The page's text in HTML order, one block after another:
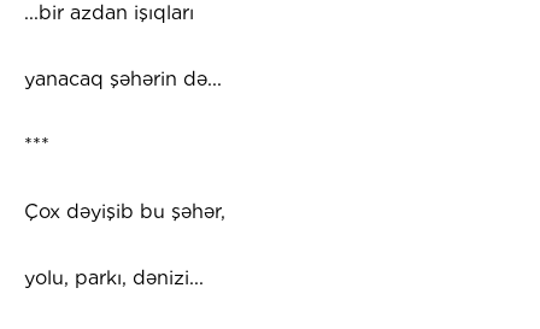
...bir azdan işıqları
yanacaq şəhərin də...
***
Çox dəyişib bu şəhər,
yolu, parkı, dənizi...